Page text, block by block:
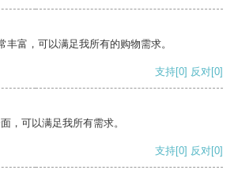
丰富，可以满足我所有的购物需求。
支持[0] 反对[0]
，可以满足我所有需求。
支持[0] 反对[0]